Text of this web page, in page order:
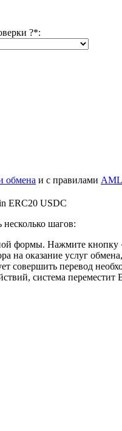
?*:
обмена и с правилами
ERC20 USDC
шагов:
формы. Нажмите кнопку
на оказание услуг
совершить перевод
система переместит